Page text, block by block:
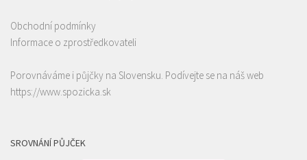
Obchodní podmínky
Informace o zprostředkovateli
Porovnáváme i půjčky na Slovensku. Podívejte se na náš web
https://www.spozicka.sk
SROVNÁNÍ PŮJČEK